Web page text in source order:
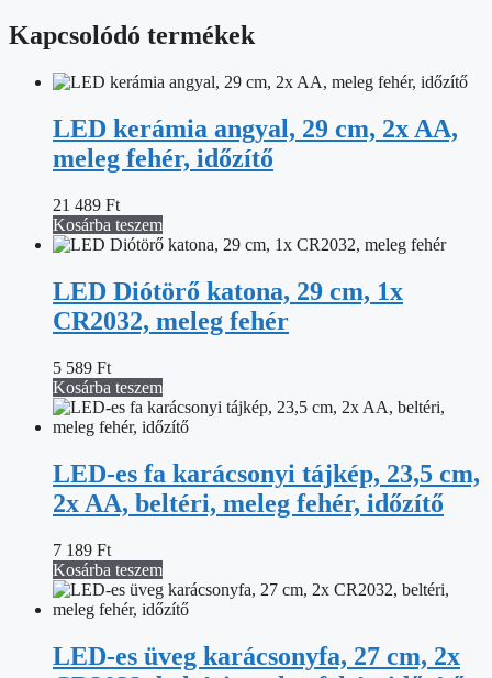
Kapcsolódó termékek
LED kerámia angyal, 29 cm, 2x AA,
meleg fehér, időzítő
21 489 Ft
Kosárba teszem
LED Diótörő katona, 29 cm, 1x
CR2032, meleg fehér
5 589 Ft
Kosárba teszem
LED-es fa karácsonyi tájkép, 23,5 cm,
2x AA, beltéri, meleg fehér, időzítő
7 189 Ft
Kosárba teszem
LED-es üveg karácsonyfa, 27 cm, 2x